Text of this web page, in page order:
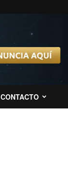
CONTACTO